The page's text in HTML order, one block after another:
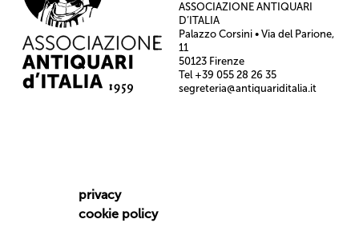
ASSOCIAZIONE ANTIQUARI
D’ITALIA
Palazzo Corsini • Via del Parione,
11
50123 Firenze
Tel +39 055 28 26 35
segreteria@antiquariditalia.it
privacy
cookie policy